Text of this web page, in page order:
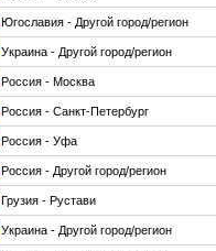
Югославия - Другой город/регион
Украина - Другой город/регион
Россия - Москва
Россия - Санкт-Петербург
Россия - Уфа
Россия - Другой город/регион
Грузия - Рустави
Украина - Другой город/регион